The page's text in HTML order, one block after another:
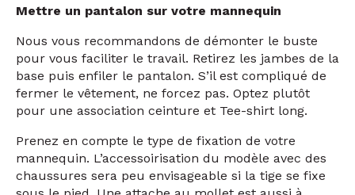
coup de défroisseur pour embellir vôtre rendu!
Mettre un pantalon sur votre mannequin
Nous vous recommandons de démonter le buste
pour vous faciliter le travail. Retirez les jambes de la
base puis enfiler le pantalon. S’il est compliqué de
fermer le vêtement, ne forcez pas. Optez plutôt
pour une association ceinture et Tee-shirt long.
Prenez en compte le type de fixation de votre
mannequin. L’accessoirisation du modèle avec des